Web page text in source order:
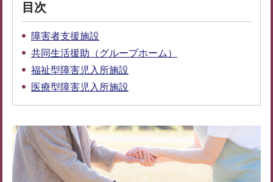
目次
障害者支援施設
共同生活援助（グループホーム）
福祉型障害児入所施設
医療型障害児入所施設